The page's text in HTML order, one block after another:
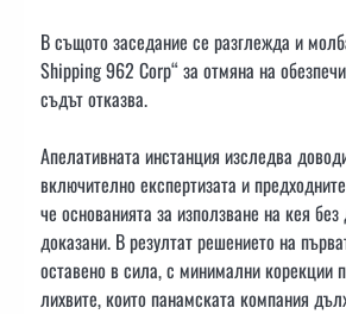
В същото заседание се разглежда и
Shipping 962 Corp“ за отмяна на
съдът отказва.
Апелативната инстанция изследва
включително експертизата и
че основанията за използване на кея без
доказани. В резултат решението на
оставено в сила, с минимални корекции
лихвите, които панамската компания